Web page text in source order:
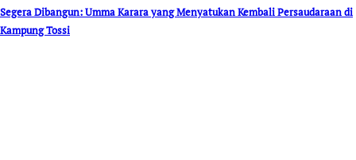
Segera Dibangun: Umma Karara yang Menyatukan Kembali Persaudaraan di
Kampung Tossi